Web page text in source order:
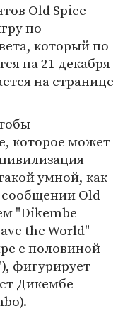
Old Spice
по
который по
на 21 декабря
на странице
которое может
умной, как
Old
"Dikembe
the World"
с половиной
фигурирует
Дикембе